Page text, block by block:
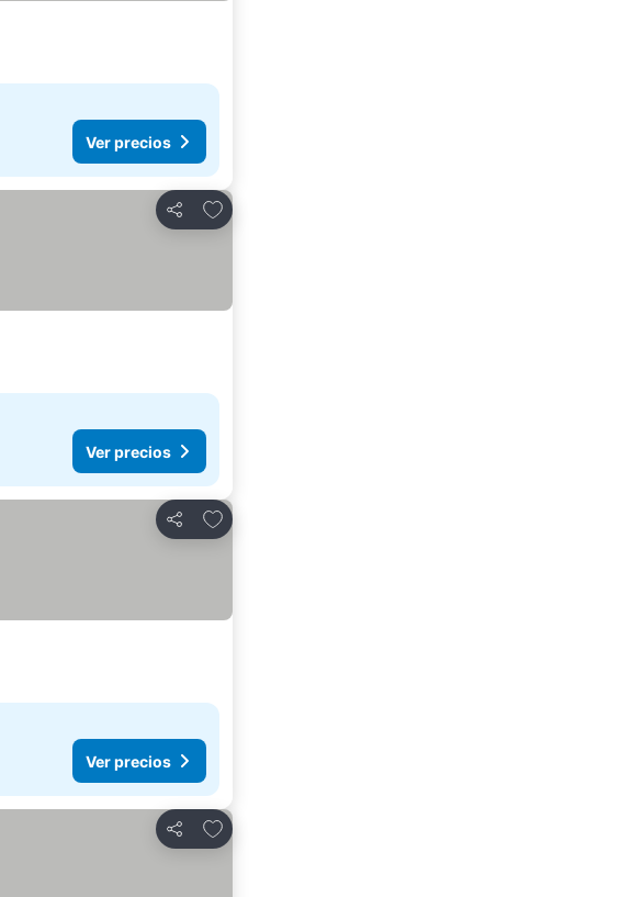
Ver precios
Compartir
Agregar a favoritos
Ver precios
Compartir
Agregar a favoritos
Ver precios
Compartir
Agregar a favoritos